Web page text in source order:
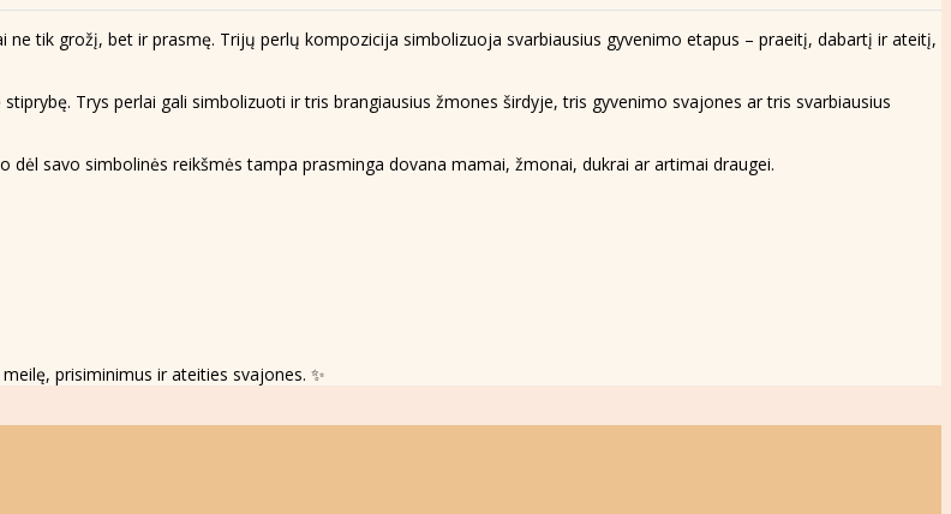
ne tik grožį, bet ir prasmę. Trijų perlų kompozicija simbolizuoja svarbiausius gyvenimo etapus – praeitį, dabartį ir ateitį,
Trys perlai gali simbolizuoti ir tris brangiausius žmones širdyje, tris gyvenimo svajones ar tris svarbiausius
savo simbolinės reikšmės tampa prasminga dovana mamai, žmonai, dukrai ar artimai draugei.
prisiminimus ir ateities svajones. ✨